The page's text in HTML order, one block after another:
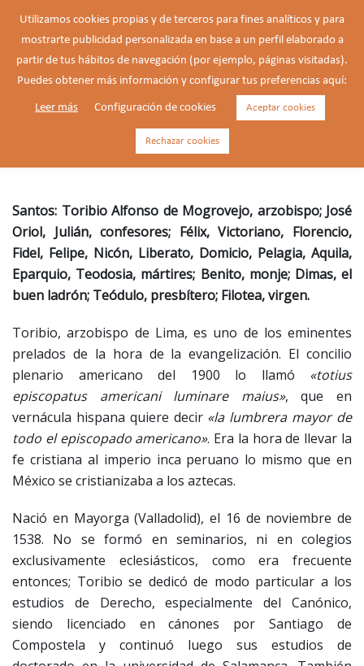
Toribio de Mogrovejo, obispo
Santos: Toribio Alfonso de Mogrovejo, arzobispo; José
Oriol, Julián, confesores; Félix, Victoriano, Florencio,
Fidel, Felipe, Nicón, Liberato, Domicio, Pelagia, Aquila,
Eparquio, Teodosia, mártires; Benito, monje; Dimas, el
buen ladrón; Teódulo, presbítero; Filotea, virgen.
Toribio, arzobispo de Lima, es uno de los eminentes
prelados de la hora de la evangelización. El concilio
plenario americano del 1900 lo llamó «totius
episcopatus americani luminare maius», que en
vernácula hispana quiere decir «la lumbrera mayor de
todo el episcopado americano». Era la hora de llevar la
fe cristiana al imperio inca peruano lo mismo que en
México se cristianizaba a los aztecas.
Nació en Mayorga (Valladolid), el 16 de noviembre de
1538. No se formó en seminarios, ni en colegios
exclusivamente eclesiásticos, como era frecuente
entonces; Toribio se dedicó de modo particular a los
estudios de Derecho, especialmente del Canónico,
siendo licenciado en cánones por Santiago de
Compostela y continuó luego sus estudios de
Utilizamos cookies propias y de terceros para fines analíticos y para
mostrarte publicidad personalizada en base a un perfil elaborado a
partir de tus hábitos de navegación (por ejemplo, páginas visitadas).
Puedes obtener más información y configurar tus preferencias aquí:
Leer más Configuración de cookies Aceptar cookies
Rechazar cookies